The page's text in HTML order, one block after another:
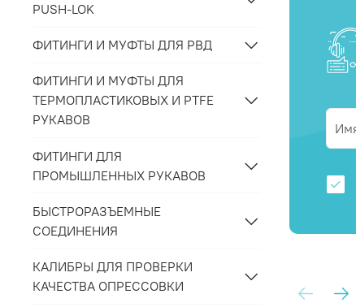
PUSH-LOK
ФИТИНГИ И МУФТЫ ДЛЯ РВД
ФИТИНГИ И МУФТЫ ДЛЯ
ТЕРМОПЛАСТИКОВЫХ И PTFE
РУКАВОВ
ФИТИНГИ ДЛЯ
ПРОМЫШЛЕННЫХ РУКАВОВ
БЫСТРОРАЗЪЕМНЫЕ
СОЕДИНЕНИЯ
КАЛИБРЫ ДЛЯ ПРОВЕРКИ
КАЧЕСТВА ОПРЕССОВКИ